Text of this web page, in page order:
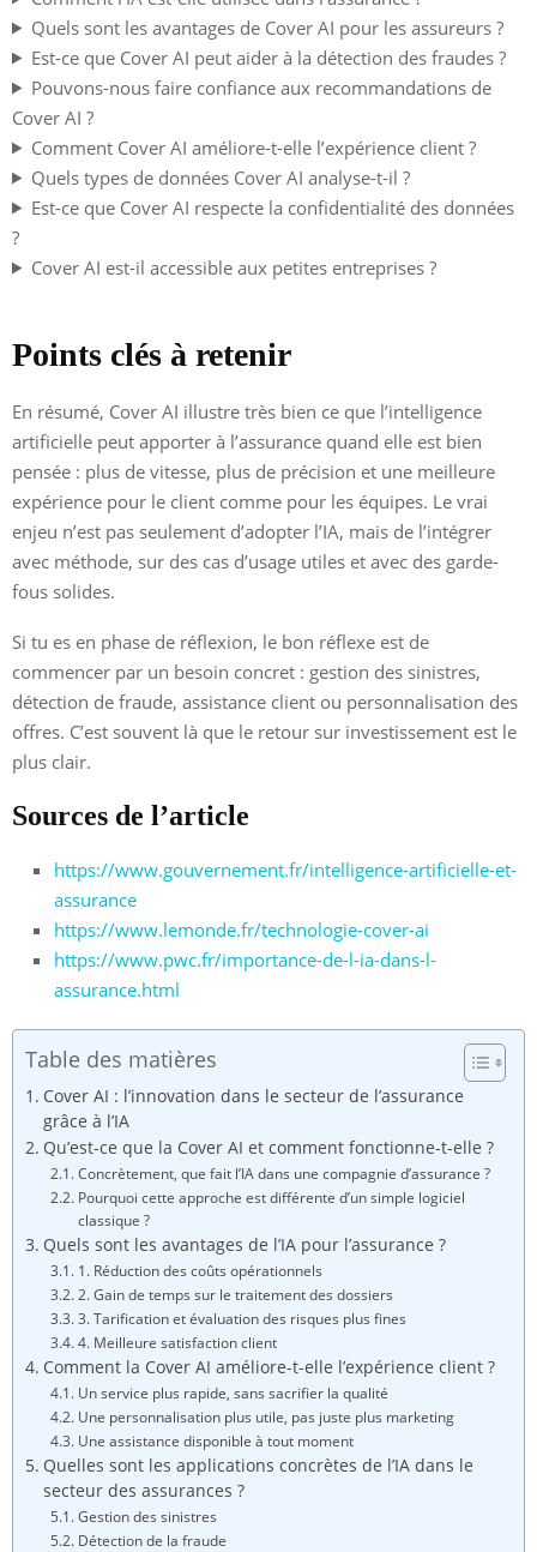
Quels sont les avantages de Cover AI pour les assureurs ?
Est-ce que Cover AI peut aider à la détection des fraudes ?
Pouvons-nous faire confiance aux recommandations de
Cover AI ?
Comment Cover AI améliore-t-elle l’expérience client ?
Quels types de données Cover AI analyse-t-il ?
Est-ce que Cover AI respecte la confidentialité des données
?
Cover AI est-il accessible aux petites entreprises ?
Points clés à retenir
En résumé, Cover AI illustre très bien ce que l’intelligence
artificielle peut apporter à l’assurance quand elle est bien
pensée : plus de vitesse, plus de précision et une meilleure
expérience pour le client comme pour les équipes. Le vrai
enjeu n’est pas seulement d’adopter l’IA, mais de l’intégrer
avec méthode, sur des cas d’usage utiles et avec des garde-
fous solides.
Si tu es en phase de réflexion, le bon réflexe est de
commencer par un besoin concret : gestion des sinistres,
détection de fraude, assistance client ou personnalisation des
offres. C’est souvent là que le retour sur investissement est le
plus clair.
Sources de l’article
https://www.gouvernement.fr/intelligence-artificielle-et-
assurance
https://www.lemonde.fr/technologie-cover-ai
https://www.pwc.fr/importance-de-l-ia-dans-l-
assurance.html
Table des matières
Cover AI : l’innovation dans le secteur de l’assurance
grâce à l’IA
Qu’est-ce que la Cover AI et comment fonctionne-t-elle ?
Concrètement, que fait l’IA dans une compagnie d’assurance ?
Pourquoi cette approche est différente d’un simple logiciel
classique ?
Quels sont les avantages de l’IA pour l’assurance ?
1. Réduction des coûts opérationnels
2. Gain de temps sur le traitement des dossiers
3. Tarification et évaluation des risques plus fines
4. Meilleure satisfaction client
Comment la Cover AI améliore-t-elle l’expérience client ?
Un service plus rapide, sans sacrifier la qualité
Une personnalisation plus utile, pas juste plus marketing
Une assistance disponible à tout moment
Quelles sont les applications concrètes de l’IA dans le
secteur des assurances ?
Gestion des sinistres
Détection de la fraude